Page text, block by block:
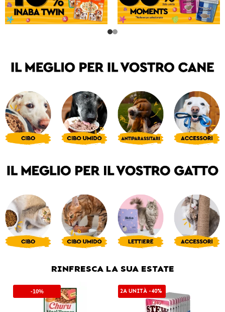
RINFRESCA LA SUA ESTATE
-10% 2A UNITÀ -40%